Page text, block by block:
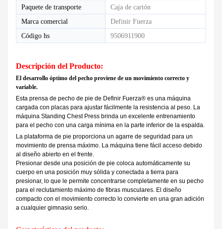
Paquete de transporte
Caja de cartón
Marca comercial
Definir Fuerza
Código hs
9506911900
Descripción del Producto:
El desarrollo óptimo del pecho proviene de un movimiento correcto y
variable.
Esta prensa de pecho de pie de Definir Fuerza® es una máquina
cargada con placas para ajustar fácilmente la resistencia al peso. La
máquina Standing Chest Press brinda un excelente entrenamiento
para el pecho con una carga mínima en la parte inferior de la espalda.
La plataforma de pie proporciona un agarre de seguridad para un
movimiento de prensa máximo. La máquina tiene fácil acceso debido
al diseño abierto en el frente.
Presionar desde una posición de pie coloca automáticamente su
cuerpo en una posición muy sólida y conectada a tierra para
presionar, lo que le permite concentrarse completamente en su pecho
para el reclutamiento máximo de fibras musculares. El diseño
compacto con el movimiento correcto lo convierte en una gran adición
a cualquier gimnasio serio.